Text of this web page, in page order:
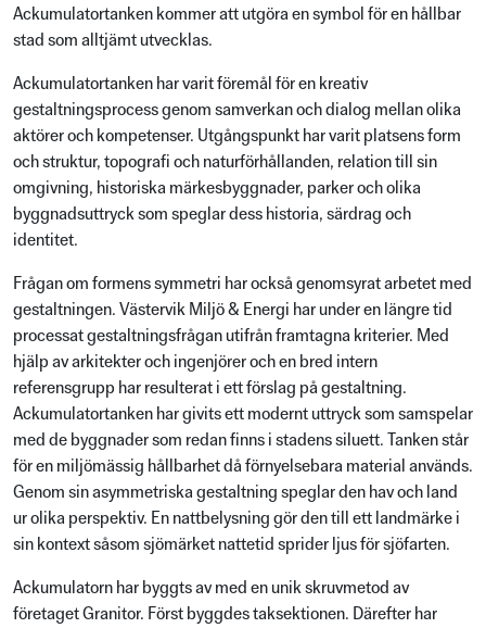
Ackumulatortanken kommer att utgöra en symbol för en hållbar
stad som alltjämt utvecklas.
Ackumulatortanken har varit föremål för en kreativ
gestaltningsprocess genom samverkan och dialog mellan olika
aktörer och kompetenser. Utgångspunkt har varit platsens form
och struktur, topografi och naturförhållanden, relation till sin
omgivning, historiska märkesbyggnader, parker och olika
byggnadsuttryck som speglar dess historia, särdrag och
identitet.
Frågan om formens symmetri har också genomsyrat arbetet med
gestaltningen. Västervik Miljö & Energi har under en längre tid
processat gestaltningsfrågan utifrån framtagna kriterier. Med
hjälp av arkitekter och ingenjörer och en bred intern
referensgrupp har resulterat i ett förslag på gestaltning.
Ackumulatortanken har givits ett modernt uttryck som samspelar
med de byggnader som redan finns i stadens siluett. Tanken står
för en miljömässig hållbarhet då förnyelsebara material används.
Genom sin asymmetriska gestaltning speglar den hav och land
ur olika perspektiv. En nattbelysning gör den till ett landmärke i
sin kontext såsom sjömärket nattetid sprider ljus för sjöfarten.
Ackumulatorn har byggts av med en unik skruvmetod av
företaget Granitor. Först byggdes taksektionen. Därefter har